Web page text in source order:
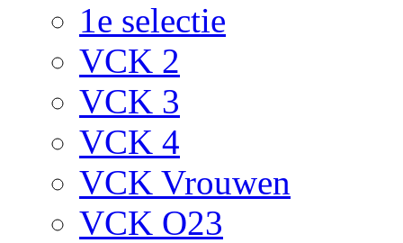
1e selectie
VCK 2
VCK 3
VCK 4
VCK Vrouwen
VCK O23